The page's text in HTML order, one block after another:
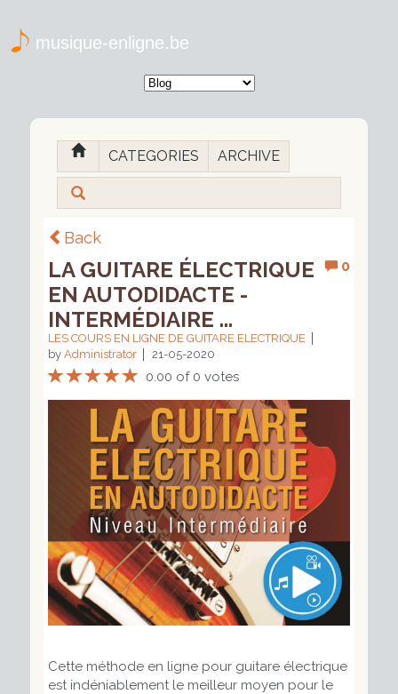
musique-enligne.be
CATEGORIES ARCHIVE
Back
0
LA GUITARE ÉLECTRIQUE
EN AUTODIDACTE -
INTERMÉDIAIRE ...
LES COURS EN LIGNE DE GUITARE ELECTRIQUE
by Administrator 21-05-2020
0.00 of 0 votes
Cette méthode en ligne pour guitare électrique
est indéniablement le meilleur moyen pour le